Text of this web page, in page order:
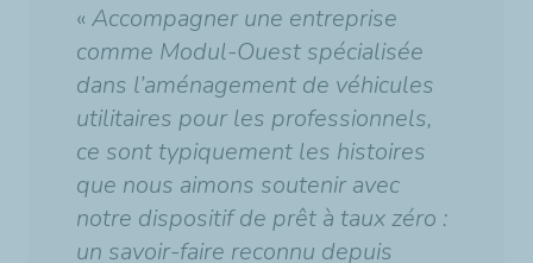
« Accompagner une entreprise
comme Modul-Ouest spécialisée
dans l’aménagement de véhicules
utilitaires pour les professionnels,
ce sont typiquement les histoires
que nous aimons soutenir avec
notre dispositif de prêt à taux zéro :
un savoir-faire reconnu depuis